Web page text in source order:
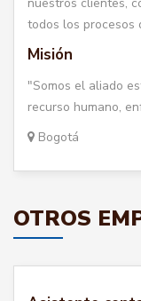
todos los procesos
Misión
"Somos el aliado
recurso humano,
Bogotá
OTROS